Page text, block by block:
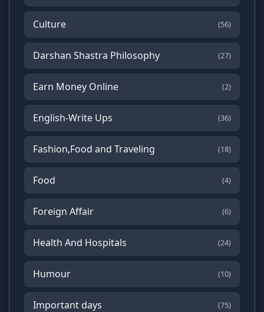
Culture (56)
Darshan Shastra Philosophy (27)
Earn Money Online (2)
English-Write Ups (36)
Fashion,Food and Traveling (18)
Food (4)
Foreign Affair (6)
Health And Hospitals (24)
Humour (10)
Important days (75)